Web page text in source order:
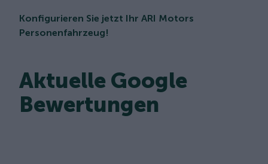
Konfigurieren Sie jetzt Ihr ARI Motors
Personenfahrzeug!
Aktuelle Google
Bewertungen